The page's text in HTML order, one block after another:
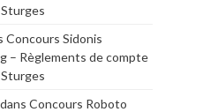
Concours Sidonis
– Règlements de compte
dans Concours Roboto